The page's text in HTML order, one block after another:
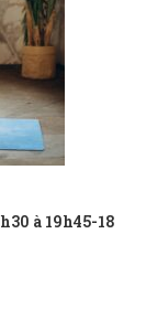
à 19h45-18